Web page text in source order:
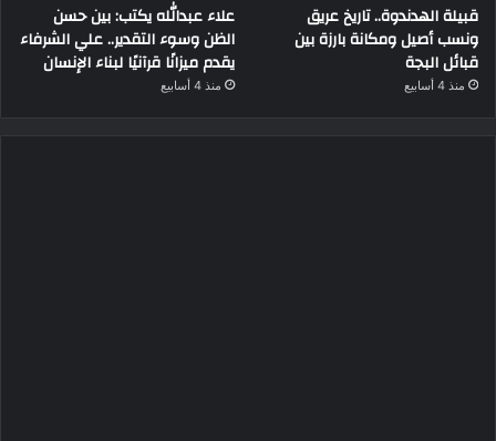
قبيلة الهدندوة.. تاريخ عريق
ونسب أصيل ومكانة بارزة بين
قبائل البجة
منذ 4 أسابيع
علاء عبدالله يكتب: بين حسن
الظن وسوء التقدير.. علي الشرفاء
يقدم ميزانًا قرآنيًا لبناء الإنسان
منذ 4 أسابيع